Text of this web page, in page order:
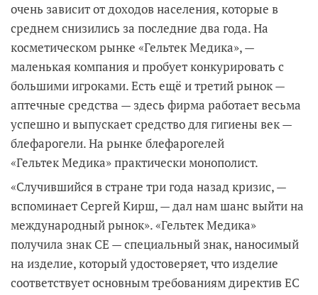
очень зависит от доходов населения, которые в
среднем снизились за последние два года. На
косметическом рынке «Гельтек Медика», —
маленькая компания и пробует конкурировать с
большими игроками. Есть ещё и третий рынок —
аптечные средства — здесь фирма работает весьма
успешно и выпускает средство для гигиены век —
блефарогели. На рынке блефарогелей
«Гельтек Медика» практически монополист.
«Случившийся в стране три года назад кризис, —
вспоминает Сергей Кирш, — дал нам шанс выйти на
международный рынок». «Гельтек Медика»
получила знак СE — специальный знак, наносимый
на изделие, который удостоверяет, что изделие
соответствует основным требованиям директив ЕС